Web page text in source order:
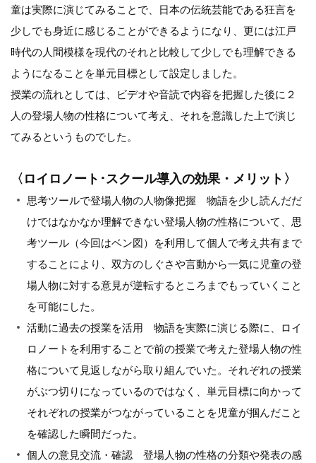
童は実際に演じてみることで、日本の伝統芸能である狂言を
少しでも身近に感じることができるようになり、更には江戸
時代の人間模様を現代のそれと比較して少しでも理解できる
ようになることを単元目標として設定しました。
授業の流れとしては、ビデオや音読で内容を把握した後に２
人の登場人物の性格について考え、それを意識した上で演じ
てみるというものでした。
〈ロイロノート･スクール導入の効果・メリット〉
思考ツールで登場人物の人物像把握 物語を少し読んだだ
けではなかなか理解できない登場人物の性格について、思
考ツール（今回はベン図）を利用して個人で考え共有まで
することにより、双方のしぐさや言動から一気に児童の登
場人物に対する意見が逆転するところまでもっていくこと
を可能にした。
活動に過去の授業を活用 物語を実際に演じる際に、ロイ
ロノートを利用することで前の授業で考えた登場人物の性
格について見返しながら取り組んでいた。それぞれの授業
がぶつ切りになっているのではなく、単元目標に向かって
それぞれの授業がつながっていることを児童が掴んだこと
を確認した瞬間だった。
個人の意見交流・確認 登場人物の性格の分類や発表の感